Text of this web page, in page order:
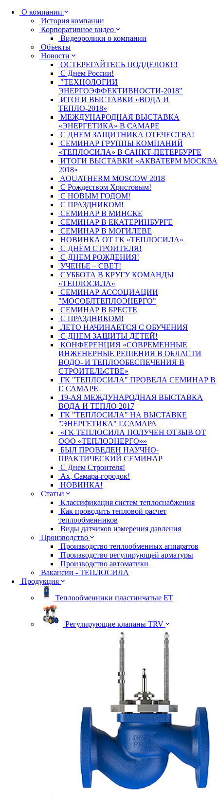
О компании
История компании
Корпоративное видео
Видеоролики о компании
Объекты
Новости
ОСТЕРЕГАЙТЕСЬ ПОДДЕЛОК!!!
С Днем России!
"ТЕХНОЛОГИИ
ЭНЕРГОЭФФЕКТИВНОСТИ-2018"
ИТОГИ ВЫСТАВКИ «ВОДА И
ТЕПЛО-2018»
МЕЖДУНАРОДНАЯ ВЫСТАВКА
«ЭНЕРГЕТИКА» В САМАРЕ
С ДНЕМ ЗАЩИТНИКА ОТЕЧЕСТВА!
СЕМИНАР ГРУППЫ КОМПАНИЙ
«ТЕПЛОСИЛА» В САНКТ-ПЕТЕРБУРГЕ
ИТОГИ ВЫСТАВКИ «АКВАТЕРМ МОСКВА
2018»
AQUATHERM MOSCOW 2018
С Рождеством Христовым!
С НОВЫМ ГОДОМ!
С ПРАЗДНИКОМ!
СЕМИНАР В МИНСКЕ
СЕМИНАР В ЕКАТЕРИНБУРГЕ
СЕМИНАР В МОГИЛЕВЕ
НОВИНКА ОТ ГК «ТЕПЛОСИЛА»
С ДНЁМ СТРОИТЕЛЯ!
С ДНЕМ РОЖДЕНИЯ!
УЧЕНЬЕ – СВЕТ!
СУББОТА В КРУГУ КОМАНДЫ
«ТЕПЛОСИЛА»
СЕМИНАР АССОЦИАЦИИ
"МОСОБЛТЕПЛОЭНЕРГО"
СЕМИНАР В БРЕСТЕ
С ПРАЗДНИКОМ!
ЛЕТО НАЧИНАЕТСЯ С ОБУЧЕНИЯ
С ДНЕМ ЗАЩИТЫ ДЕТЕЙ!
КОНФЕРЕНЦИЯ «СОВРЕМЕННЫЕ
ИНЖЕНЕРНЫЕ РЕШЕНИЯ В ОБЛАСТИ
ВОДО- И ТЕПЛООБЕСПЕЧЕНИЯ В
СТРОИТЕЛЬСТВЕ»
ГК "ТЕПЛОСИЛА" ПРОВЕЛА СЕМИНАР В
Г. САМАРЕ
19-АЯ МЕЖДУНАРОДНАЯ ВЫСТАВКА
ВОДА И ТЕПЛО 2017
ГК "ТЕПЛОСИЛА" НА ВЫСТАВКЕ
"ЭНЕРГЕТИКА" Г.САМАРА
«ГК ТЕПЛОСИЛА ПОЛУЧЕН ОТЗЫВ ОТ
ООО «ТЕПЛОЭНЕРГО»»
БЫЛ ПРОВЕДЕН НАУЧНО-
ПРАКТИЧЕСКИЙ СЕМИНАР
С Днем Строителя!
Ах, Самара-городок!
НОВИНКА!
Статьи
Классификация систем теплоснабжения
Как проводить тепловой расчет
теплообменников
Виды датчиков измерения давления
Производство
Производство теплообменных аппаратов
Производство регулирующей арматуры
Производство автоматики
Вакансии - ТЕПЛОСИЛА
Продукция
Теплообменники пластинчатые ЕТ
Регулирующие клапаны TRV